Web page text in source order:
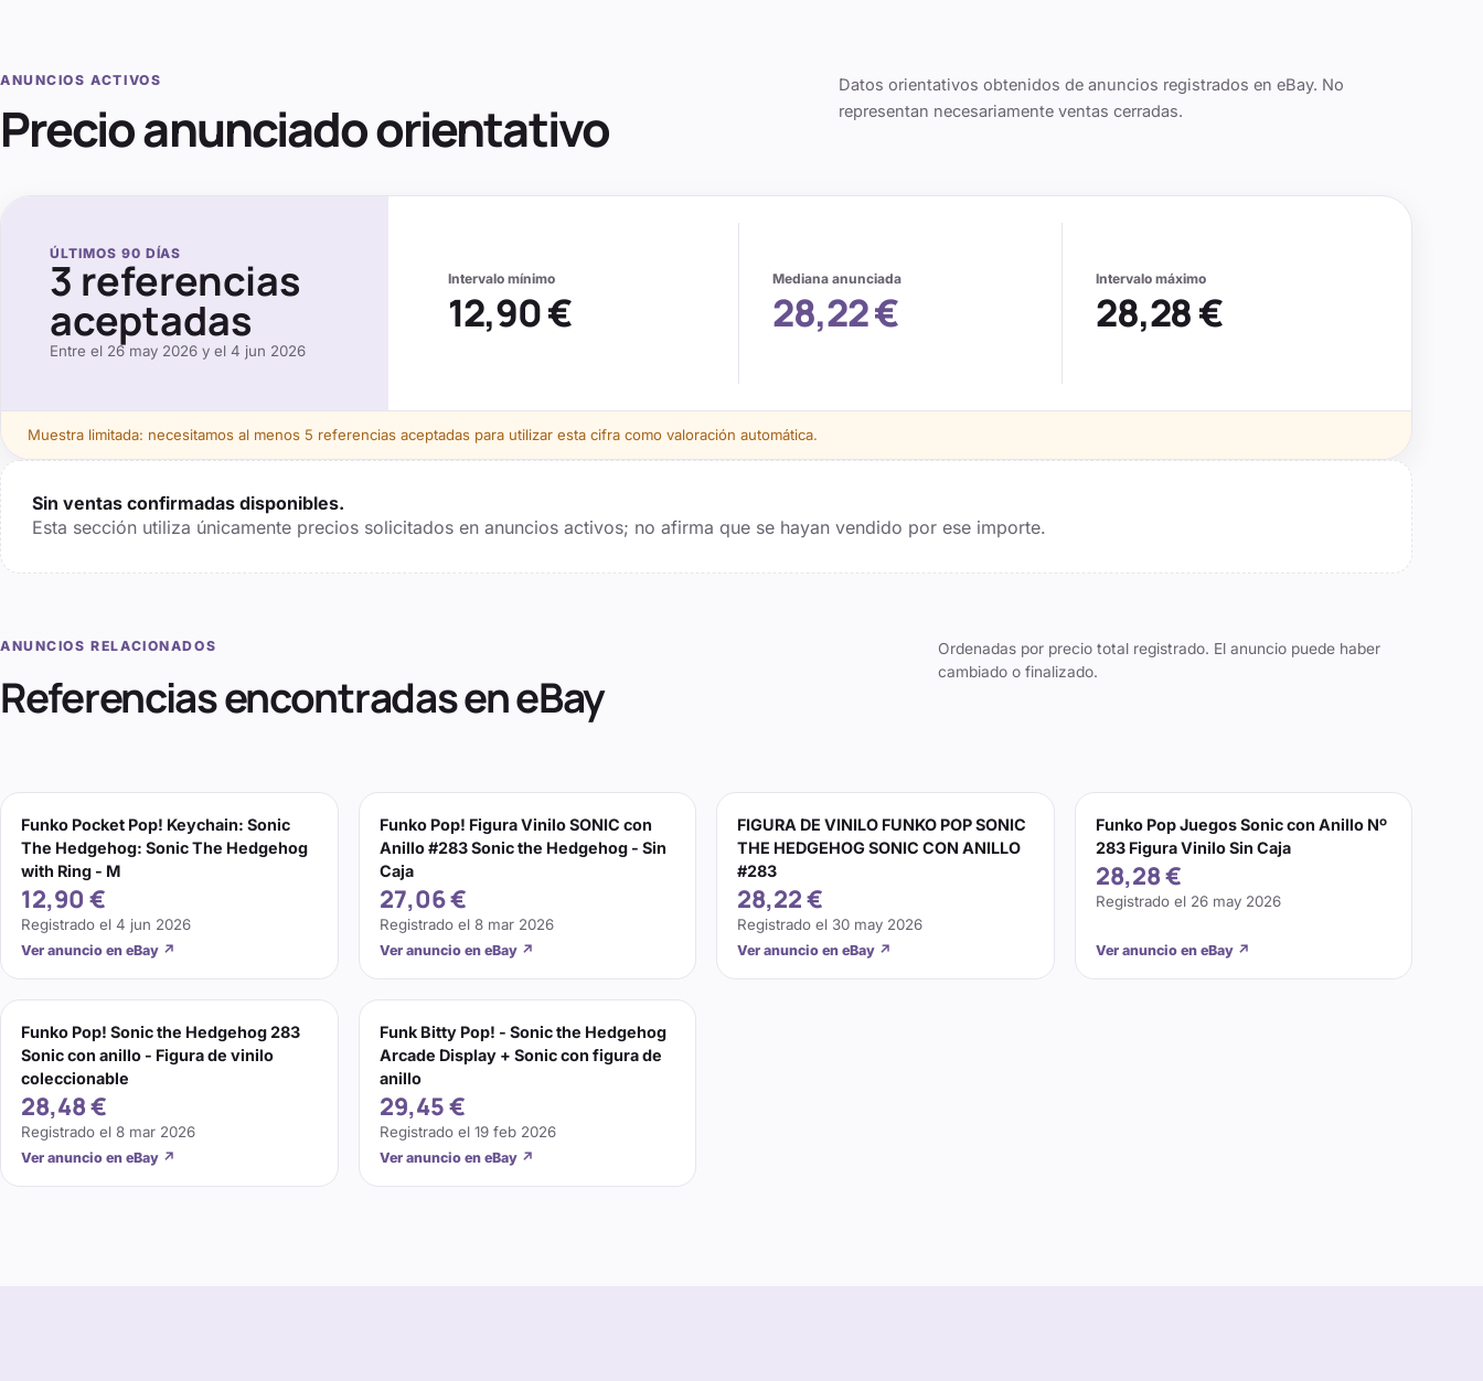
ANUNCIOS ACTIVOS
Precio anunciado orientativo
Datos orientativos obtenidos de anuncios registrados en eBay. No
representan necesariamente ventas cerradas.
ÚLTIMOS 90 DÍAS
3 referencias
aceptadas
Entre el 26 may 2026 y el 4 jun 2026
Intervalo mínimo
12,90 €
Mediana anunciada
28,22 €
Intervalo máximo
28,28 €
Muestra limitada: necesitamos al menos 5 referencias aceptadas para utilizar esta cifra como valoración automática.
Sin ventas confirmadas disponibles.
Esta sección utiliza únicamente precios solicitados en anuncios activos; no afirma que se hayan vendido por ese importe.
ANUNCIOS RELACIONADOS
Referencias encontradas en eBay
Ordenadas por precio total registrado. El anuncio puede haber
cambiado o finalizado.
Funko Pocket Pop! Keychain: Sonic
The Hedgehog: Sonic The Hedgehog
with Ring - M
12,90 €
Registrado el 4 jun 2026
Ver anuncio en eBay ↗
Funko Pop! Figura Vinilo SONIC con
Anillo #283 Sonic the Hedgehog - Sin
Caja
27,06 €
Registrado el 8 mar 2026
Ver anuncio en eBay ↗
FIGURA DE VINILO FUNKO POP SONIC
THE HEDGEHOG SONIC CON ANILLO
#283
28,22 €
Registrado el 30 may 2026
Ver anuncio en eBay ↗
Funko Pop Juegos Sonic con Anillo Nº
283 Figura Vinilo Sin Caja
28,28 €
Registrado el 26 may 2026
Ver anuncio en eBay ↗
Funko Pop! Sonic the Hedgehog 283
Sonic con anillo - Figura de vinilo
coleccionable
28,48 €
Registrado el 8 mar 2026
Ver anuncio en eBay ↗
Funk Bitty Pop! - Sonic the Hedgehog
Arcade Display + Sonic con figura de
anillo
29,45 €
Registrado el 19 feb 2026
Ver anuncio en eBay ↗